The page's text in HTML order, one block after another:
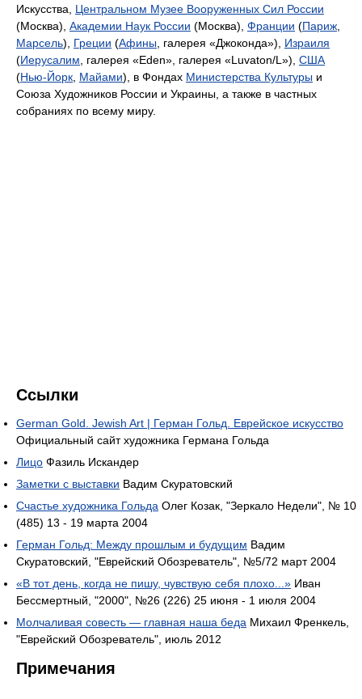
Искусства, Центральном Музее Вооруженных Сил России
(Москва), Академии Наук России (Москва), Франции (Париж,
Марсель), Греции (Афины, галерея «Джоконда»), Израиля
(Иерусалим, галерея «Eden», галерея «Luvaton/L»), США
(Нью-Йорк, Майами), в Фондах Министерства Культуры и
Союза Художников России и Украины, а также в частных
собраниях по всему миру.
Ссылки
German Gold. Jewish Art | Герман Гольд. Еврейское искусство
Официальный сайт художника Германа Гольда
Лицо Фазиль Искандер
Заметки с выставки Вадим Скуратовский
Счастье художника Гольда Олег Козак, "Зеркало Недели", № 10
(485) 13 - 19 марта 2004
Герман Гольд: Между прошлым и будущим Вадим
Скуратовский, "Еврейский Обозреватель", №5/72 март 2004
«В тот день, когда не пишу, чувствую себя плохо...» Иван
Бессмертный, "2000", №26 (226) 25 июня - 1 июля 2004
Молчаливая совесть — главная наша беда Михаил Френкель,
"Еврейский Обозреватель", июль 2012
Примечания